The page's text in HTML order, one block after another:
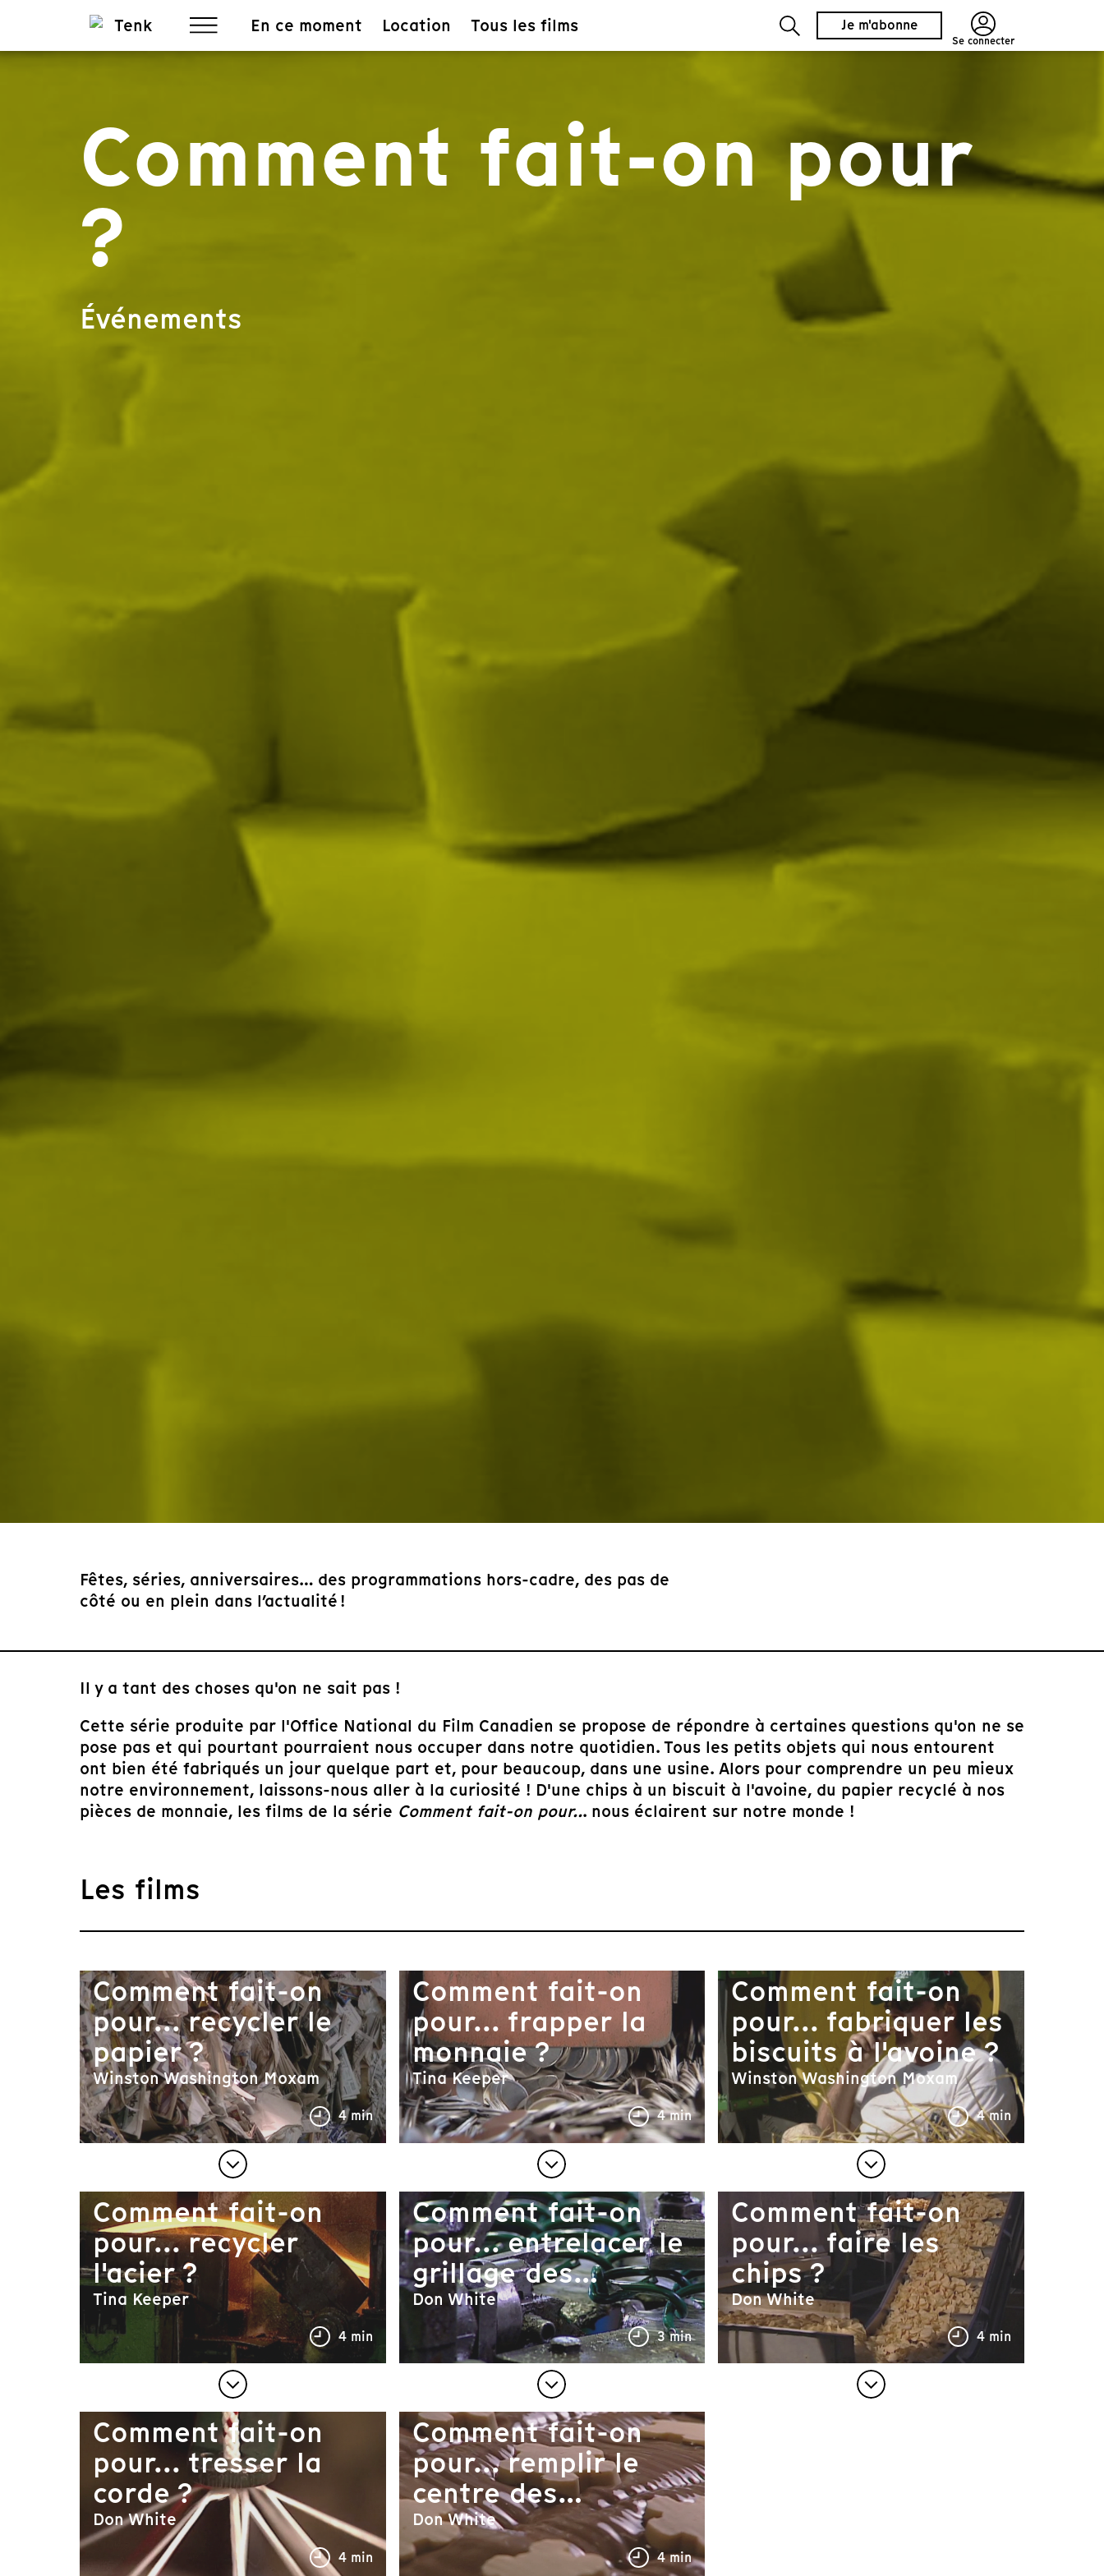
En ce moment Location Tous les films Je m'abonne
Se connecter
Comment fait-on pour
?
Événements
Fêtes, séries, anniversaires… des programmations hors-cadre, des pas de
côté ou en plein dans l’actualité !
Il y a tant des choses qu'on ne sait pas !
Cette série produite par l'Office National du Film Canadien se propose de répondre à certaines questions qu'on ne se
pose pas et qui pourtant pourraient nous occuper dans notre quotidien. Tous les petits objets qui nous entourent
ont bien été fabriqués un jour quelque part et, pour beaucoup, dans une usine. Alors pour comprendre un peu mieux
notre environnement, laissons-nous aller à la curiosité ! D'une chips à un biscuit à l'avoine, du papier recyclé à nos
pièces de monnaie, les films de la série Comment fait-on pour... nous éclairent sur notre monde !
Les films
Comment fait-on
pour... recycler le
papier ?
Winston Washington Moxam
4 min
Comment fait-on
pour... frapper la
monnaie ?
Tina Keeper
4 min
Comment fait-on
pour... fabriquer les
biscuits à l'avoine ?
Winston Washington Moxam
4 min
Comment fait-on
pour... recycler
l'acier ?
Tina Keeper
4 min
Comment fait-on
pour... entrelacer le
grillage des
clôtures ?
Don White
3 min
Comment fait-on
pour... faire les
chips ?
Don White
4 min
Comment fait-on
pour... tresser la
corde ?
Don White
4 min
Comment fait-on
pour... remplir le
centre des
chocolats ?
Don White
4 min